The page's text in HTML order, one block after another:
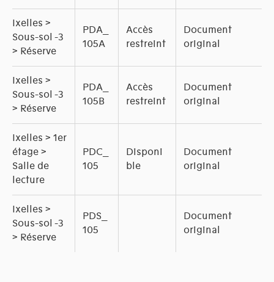
Ixelles >
Sous-sol -3
> Réserve
PDA_
105A
Accès
restreint
Document
original
Ixelles >
Sous-sol -3
> Réserve
PDA_
105B
Accès
restreint
Document
original
Ixelles > 1er
étage >
Salle de
lecture
PDC_
105
Disponi
ble
Document
original
Ixelles >
Sous-sol -3
> Réserve
PDS_
105
Document
original